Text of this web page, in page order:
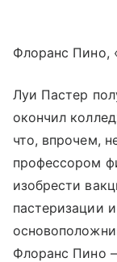
Флоранс Пино,
Луи Пастер
окончил
что, впрочем,
профессором
изобрести
пастеризации
Флоранс Пино